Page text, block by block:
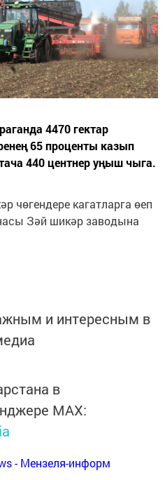
4470 гектар
65 проценты казып
440 центнер уңыш чыга.
чөгендере кагатларга өеп
Зәй шикәр заводына
и интересным в
в
MАХ:
- Мензеля-информ